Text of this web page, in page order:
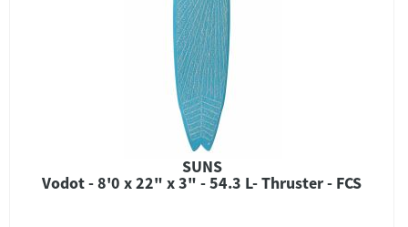
SUNS
Vodot - 8'0 x 22" x 3" - 54.3 L- Thruster - FCS